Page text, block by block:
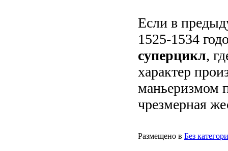
Если в
1525-1534
суперцикл,
характер
маньеризмом
чрезмерная
Размещено в Без